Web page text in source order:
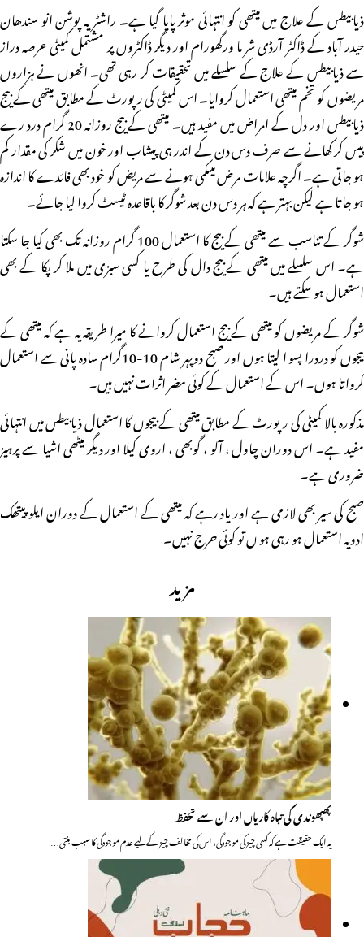
ذیابیطس کے علاج میں میتھی کو انتہائی موثر پایا گیا ہے۔ راشٹر یہ پوشن انو سندھان
حیدر آباد کے ڈاکٹر آرڈی شر ما ورگھورام اور دیگر ڈاکٹروں پر مشتمل کمیٹی عرصہ دراز
سے ذیابیطس کے علاج کے سلسلے میں تحقیقات کر رہی تھی۔ انھوں نے ہزاروں
مریضوں کو تخم میتھی استعمال کروایا۔ اس کمیٹی کی رپورٹ کے مطابق میتھی کے بیج
ذیابیطس اور دل کے امراض میں مفید ہیں۔ میتھی کے بیج روزانہ 20 گرام درد رے
پیس کر کھانے سے صرف دس دن کے اندر ہی پیشاب اور خون میں شکر کی مقدار کم
ہو جاتی ہے۔ اگرچہ علامات مرض میںکمی ہونے سے مریض کو خود بھی فائدے کا اندازہ
ہو جاتا ہے لیکن بہتر ہے کہ ہر دس دن بعد شوگر کا باقاعدہ ٹیسٹ کروا لیا جائے۔
شوگر کے تناسب سے میتھی کے بیج کا استعمال 100 گرام روزانہ تک بھی کیا جا سکتا
ہے۔ اس سلسلے میں میتھی کے بیج دال کی طرح یا کسی سبزی میں ملا کر پکا کے بھی
استعمال ہو سکتے ہیں۔
شوگر کے مریضوں کو میتھی کے بیج استعمال کروانے کا میرا طریقہ یہ ہے کہ میتھی کے
بیجوں کو دردرا پسو ا لیتا ہوں اور صبح دوپہر شام 10-10گرام سادہ پانی سے استعمال
کرواتا ہوں۔ اس کے استعمال کے کوئی مضر اثرات نہیں ہیں۔
مذکورہ بالا کمیٹی کی رپورٹ کے مطابق میتھی کے بیجوں کا استعمال ذیابیطس میں انتہائی
مفید ہے۔ اس دوران چاول ، آلو ، گوبھی ، اروی کیلا اور دیگر میٹھی اشیا سے پرہیز
ضروری ہے۔
صبح کی سیر بھی لازمی ہے اور یاد رہے کہ میتھی کے استعمال کے دوران ایلو پیتھک
ادویہ استعمال ہو رہی ہو ں تو کوئی حرج نہیں۔
مزید
پھپھوندی کی تباہ کاریاں اور ان سے تحفظ
یہ ایک حقیقت ہے کہ کسی چیز کی موجودگی، اس کی مخالف چیز کے لیے عدم موجودگی کا سبب بنتی…